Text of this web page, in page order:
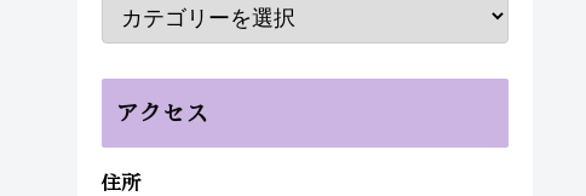
アクセス
住所